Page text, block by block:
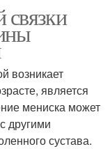
связки
возникает
является
мениска может
другими
сустава.